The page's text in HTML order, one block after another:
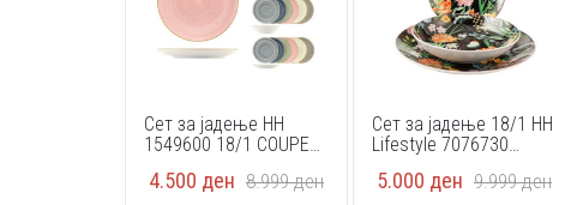
Сет за јадење HH
1549600 18/1 COUPE
4.500 ден 8.999ден
Сет за јадење 18/1 HH
Lifestyle 7076730
5.000 ден 9.999ден